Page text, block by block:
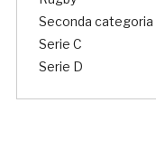
Seconda categoria
Serie C
Serie D